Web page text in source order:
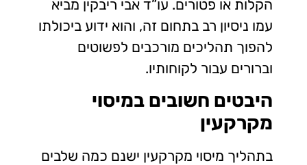
הקלות או פטורים. עו”ד אבי ריבקין מביא
עמו ניסיון רב בתחום זה, והוא ידוע ביכולתו
להפוך תהליכים מורכבים לפשוטים
וברורים עבור לקוחותיו.
היבטים חשובים במיסוי
מקרקעין
בתהליך מיסוי מקרקעין ישנם כמה שלבים